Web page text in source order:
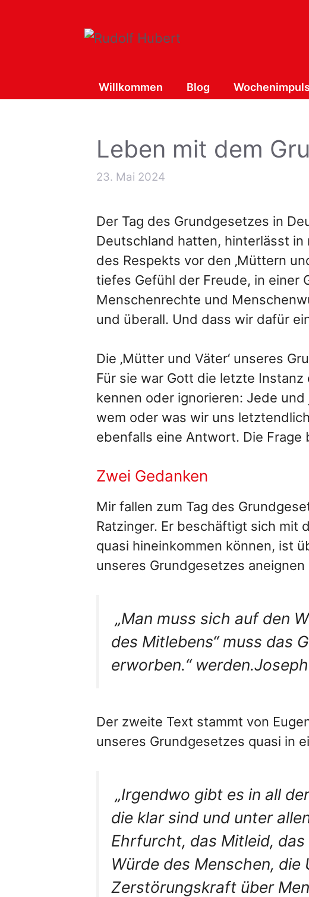
Willkommen Blog
Leben mit dem
23. Mai 2024
Der Tag des Grundgesetzes in
Deutschland hatten, hinterlässt in
des Respekts vor den ‚Müttern
tiefes Gefühl der Freude, in einer
Menschenrechte und
und überall. Und dass wir dafür
Die ‚Mütter und Väter‘ unseres
Für sie war Gott die letzte Instanz
kennen oder ignorieren: Jede
wem oder was wir uns
ebenfalls eine Antwort. Die
Zwei Gedanken
Mir fallen zum Tag des
Ratzinger. Er beschäftigt sich mit
quasi hineinkommen können, ist
unseres Grundgesetzes
„Man muss sich auf den
des Mitlebens“ muss das
erworben.“ werden.
Der zweite Text stammt von
unseres Grundgesetzes quasi in
„Irgendwo gibt es in all
die klar sind und unter
Ehrfurcht, das Mitleid,
Würde des Menschen,
Zerstörungskraft über